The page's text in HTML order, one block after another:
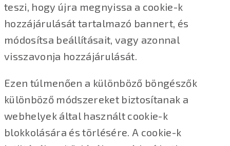
teszi, hogy újra megnyissa a cookie-k
hozzájárulását tartalmazó bannert, és
módosítsa beállításait, vagy azonnal
visszavonja hozzájárulását.
Ezen túlmenően a különböző böngészők
különböző módszereket biztosítanak a
webhelyek által használt cookie-k
blokkolására és törlésére. A cookie-k